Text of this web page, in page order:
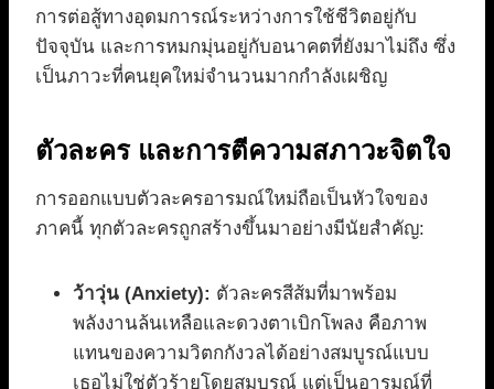
การต่อสู้ทางอุดมการณ์ระหว่างการใช้ชีวิตอยู่กับ
ปัจจุบัน และการหมกมุ่นอยู่กับอนาคตที่ยังมาไม่ถึง ซึ่ง
เป็นภาวะที่คนยุคใหม่จำนวนมากกำลังเผชิญ
ตัวละคร และการตีความสภาวะจิตใจ
การออกแบบตัวละครอารมณ์ใหม่ถือเป็นหัวใจของ
ภาคนี้ ทุกตัวละครถูกสร้างขึ้นมาอย่างมีนัยสำคัญ:
ว้าวุ่น (Anxiety): ตัวละครสีส้มที่มาพร้อม
พลังงานล้นเหลือและดวงตาเบิกโพลง คือภาพ
แทนของความวิตกกังวลได้อย่างสมบูรณ์แบบ
เธอไม่ใช่ตัวร้ายโดยสมบูรณ์ แต่เป็นอารมณ์ที่